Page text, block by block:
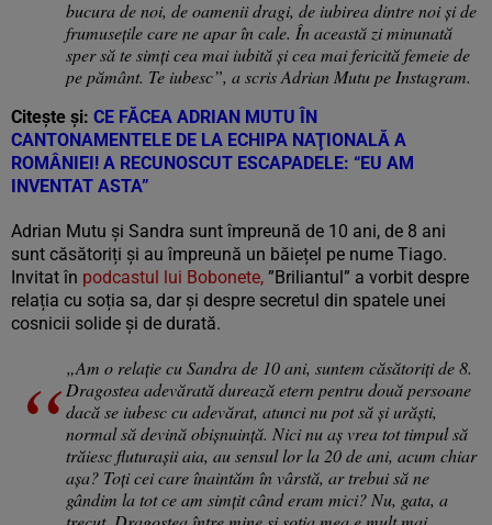
bucura de noi, de oamenii dragi, de iubirea dintre noi și de
frumusețile care ne apar în cale. În această zi minunată
sper să te simți cea mai iubită și cea mai fericită femeie de
pe pământ. Te iubesc”, a scris Adrian Mutu pe Instagram.
Citește și: CE FĂCEA ADRIAN MUTU ÎN
CANTONAMENTELE DE LA ECHIPA NAŢIONALĂ A
ROMÂNIEI! A RECUNOSCUT ESCAPADELE: “EU AM
INVENTAT ASTA”
Adrian Mutu și Sandra sunt împreună de 10 ani, de 8 ani
sunt căsătoriți și au împreună un băiețel pe nume Tiago.
Invitat în podcastul lui Bobonete, ”Briliantul” a vorbit despre
relația cu soția sa, dar și despre secretul din spatele unei
cosnicii solide și de durată.
„Am o relație cu Sandra de 10 ani, suntem căsătoriți de 8.
Dragostea adevărată durează etern pentru două persoane
dacă se iubesc cu adevărat, atunci nu pot să și urăști,
normal să devină obișnuință. Nici nu aș vrea tot timpul să
trăiesc fluturașii aia, au sensul lor la 20 de ani, acum chiar
așa? Toți cei care înaintăm în vârstă, ar trebui să ne
gândim la tot ce am simțit când eram mici? Nu, gata, a